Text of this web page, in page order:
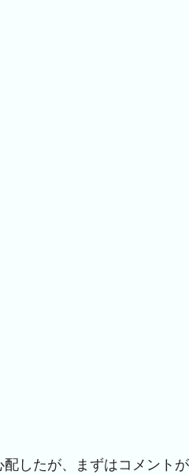
したが、まずはコメントが